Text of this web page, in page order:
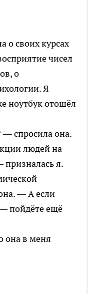
о своих курсах
чисел
о
Я
ноутбук отошёл
спросила она.
людей на
я.
— А если
пойдёте ещё
она в меня